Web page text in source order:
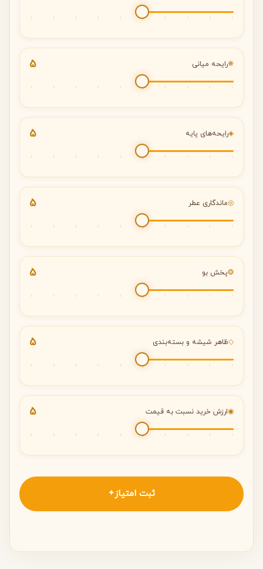
❋رایحه میانی 5
◈رایحه‌های پایه 5
◎ماندگاری عطر 5
❂پخش بو 5
◇ظاهر شیشه و بسته‌بندی 5
◉ارزش خرید نسبت به قیمت 5
ثبت امتیاز ✦